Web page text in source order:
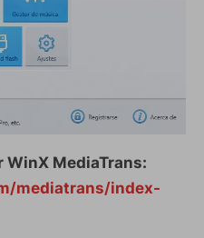
WinX MediaTrans:
mediatrans/index-